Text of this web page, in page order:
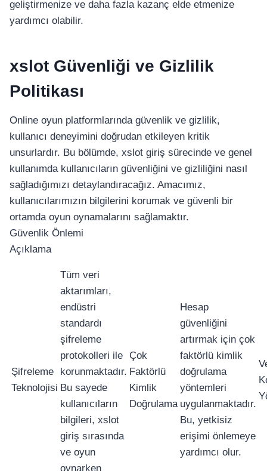
อุปกรณ์เพื่อความบันเทิง
โทรทัศน์
สินค้าตามแบรนด์
geliştirmenize ve daha fazla kazanç elde etmenize
yardımcı olabilir.
xslot Güvenliği ve Gizlilik
Politikası
Online oyun platformlarında güvenlik ve gizlilik,
kullanıcı deneyimini doğrudan etkileyen kritik
unsurlardır. Bu bölümde, xslot giriş sürecinde ve genel
kullanımda kullanıcıların güvenliğini ve gizliliğini nasıl
sağladığımızı detaylandıracağız. Amacımız,
kullanıcılarımızın bilgilerini korumak ve güvenli bir
ortamda oyun oynamalarını sağlamaktır.
Güvenlik Önlemi
Açıklama
Şifreleme
Teknolojisi
Tüm veri
aktarımları,
endüstri
standardı
şifreleme
protokolleri ile
korunmaktadır.
Bu sayede
kullanıcıların
bilgileri, xslot
giriş sırasında
ve oyun
oynarken
Çok
Faktörlü
Kimlik
Doğrulama
Hesap
güvenliğini
artırmak için çok
faktörlü kimlik
doğrulama
yöntemleri
uygulanmaktadır.
Bu, yetkisiz
erişimi önlemeye
yardımcı olur.